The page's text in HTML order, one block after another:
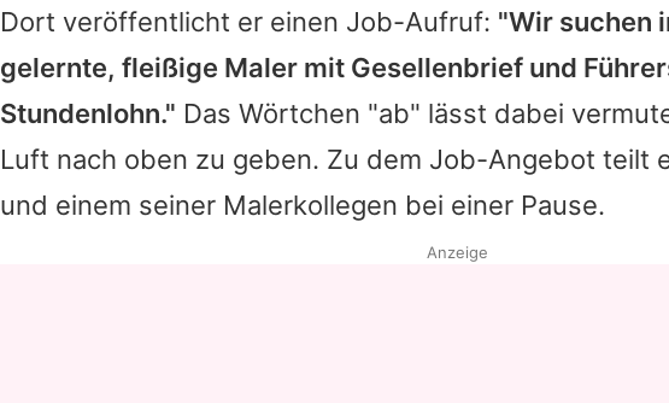
Dort veröffentlicht er einen Job-Aufruf: "Wir suchen
gelernte, fleißige Maler mit Gesellenbrief und
Stundenlohn." Das Wörtchen "ab" lässt dabei
Luft nach oben zu geben. Zu dem Job-Angebot teilt
und einem seiner Malerkollegen bei einer Pause.
Anzeige